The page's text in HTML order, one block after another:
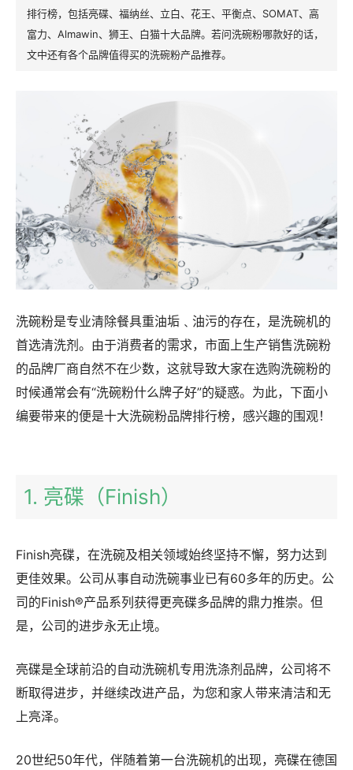
排行榜，包括亮碟、福纳丝、立白、花王、平衡点、SOMAT、高
富力、Almawin、狮王、白猫十大品牌。若问洗碗粉哪款好的话，
文中还有各个品牌值得买的洗碗粉产品推荐。
洗碗粉是专业清除餐具重油垢﹑油污的存在，是洗碗机的
首选清洗剂。由于消费者的需求，市面上生产销售洗碗粉
的品牌厂商自然不在少数，这就导致大家在选购洗碗粉的
时候通常会有“洗碗粉什么牌子好”的疑惑。为此，下面小
编要带来的便是十大洗碗粉品牌排行榜，感兴趣的围观！
1. 亮碟（Finish）
Finish亮碟，在洗碗及相关领域始终坚持不懈，努力达到
更佳效果。公司从事自动洗碗事业已有60多年的历史。公
司的Finish®产品系列获得更亮碟多品牌的鼎力推崇。但
是，公司的进步永无止境。
亮碟是全球前沿的自动洗碗机专用洗涤剂品牌，公司将不
断取得进步，并继续改进产品，为您和家人带来清洁和无
上亮泽。
20世纪50年代，伴随着第一台洗碗机的出现，亮碟在德国